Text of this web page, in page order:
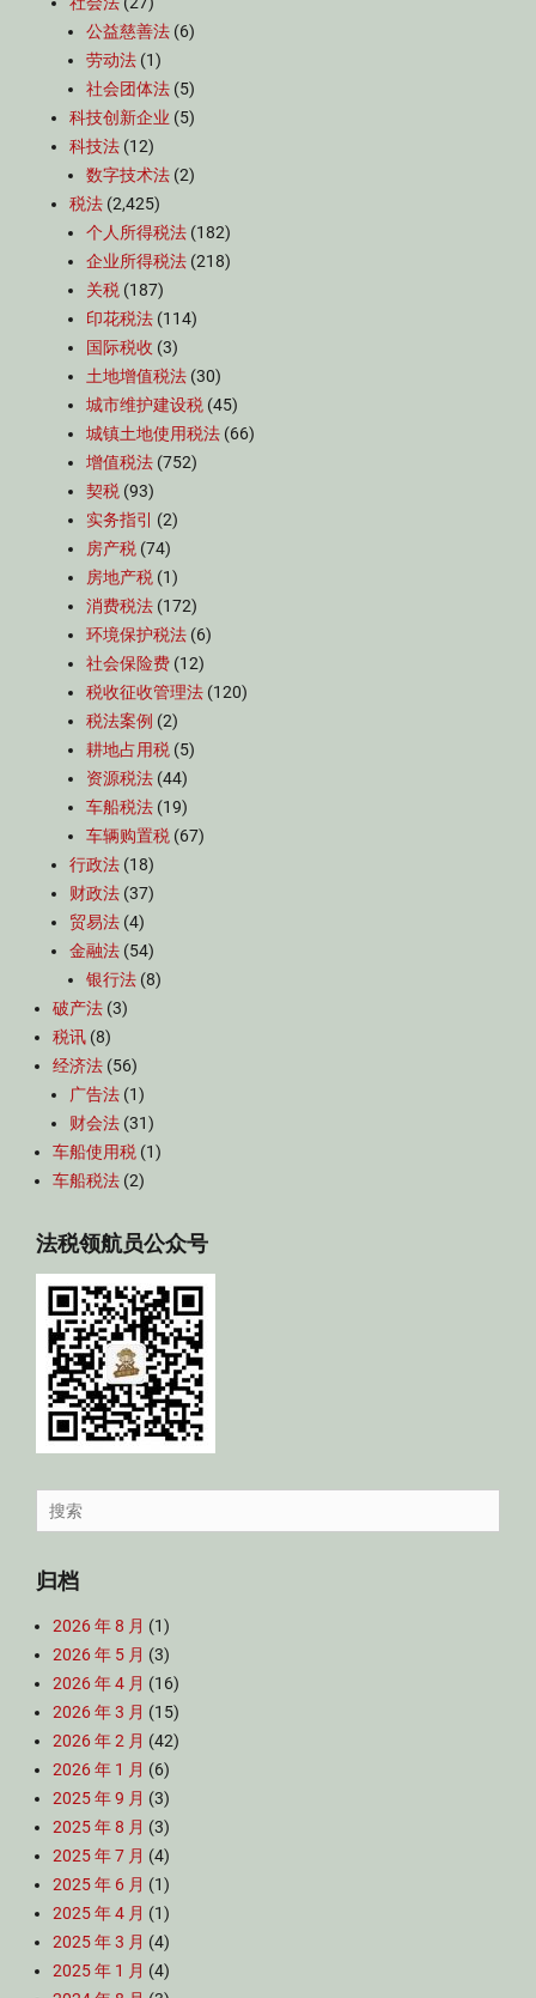
公益慈善法 (6)
劳动法 (1)
社会团体法 (5)
科技创新企业 (5)
科技法 (12)
数字技术法 (2)
税法 (2,425)
个人所得税法 (182)
企业所得税法 (218)
关税 (187)
印花税法 (114)
国际税收 (3)
土地增值税法 (30)
城市维护建设税 (45)
城镇土地使用税法 (66)
增值税法 (752)
契税 (93)
实务指引
(2)
房产税 (74)
房地产税 (1)
消费税法 (172)
环境保护税法 (6)
社会保险费 (12)
税收征收管理法 (120)
税法案例 (2)
耕地占用税 (5)
资源税法 (44)
车船税法 (19)
车辆购置税 (67)
行政法 (18)
财政法 (37)
贸易法 (4)
金融法 (54)
银行法 (8)
破产法 (3)
税讯 (8)
经济法 (56)
广告法 (1)
财会法 (31)
车船使用税 (1)
车船税法 (2)
法税领航员公众号
Search
for:
归档
2026 年 8 月 (1)
2026 年 5 月 (3)
2026 年 4 月 (16)
2026 年 3 月 (15)
2026 年 2 月 (42)
2026 年 1 月 (6)
2025 年 9 月 (3)
2025 年 8 月 (3)
2025 年 7 月 (4)
2025 年 6 月 (1)
2025 年 4 月 (1)
2025 年 3 月 (4)
2025 年 1 月 (4)